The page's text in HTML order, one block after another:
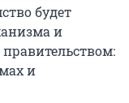
будет
и
и